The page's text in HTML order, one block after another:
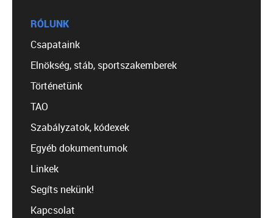
RÓLUNK
Csapataink
Elnökség, stáb, sportszakemberek
Történetünk
TAO
Szabályzatok, kódexek
Egyéb dokumentumok
Linkek
Segíts nekünk!
Kapcsolat